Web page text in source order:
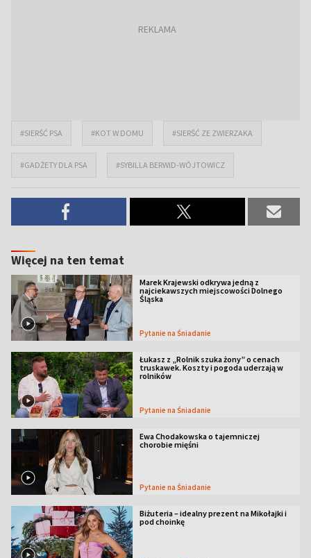
#SIERŚĆ PSA #KOT W DOMU #SIERŚĆ ZE ZWIERZAKA
#GADŻETY DLA PSA #SYBILLA BERWID-WÓJTOWICZ
Więcej na ten temat
Marek Krajewski odkrywa jedną z
najciekawszych miejscowości Dolnego
Śląska
Pytanie na Śniadanie
Łukasz z „Rolnik szuka żony” o cenach
truskawek. Koszty i pogoda uderzają w
rolników
Pytanie na Śniadanie
Ewa Chodakowska o tajemniczej
chorobie mięśni
Pytanie na Śniadanie
Biżuteria – idealny prezent na Mikołajki i
pod choinkę